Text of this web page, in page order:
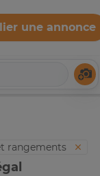
une annonce
rangements